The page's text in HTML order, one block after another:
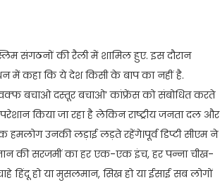
संगठनों की रैली में शामिल हुए. इस दौरान
में कहा कि ये देश किसी के बाप का नहीं है.
बचाओ दस्तूर बचाओ’ कांफ्रेंस को संबोधित करते
किया जा रहा है लेकिन राष्ट्रीय जनता दल और
उनकी लड़ाई लड़ते रहेंगे।पूर्व डिप्टी सीएम ने
की सरजमीं का हर एक-एक इंच, हर पन्ना चीख-
हिंदू हो या मुसलमान, सिख हो या ईसाई सब लोगों